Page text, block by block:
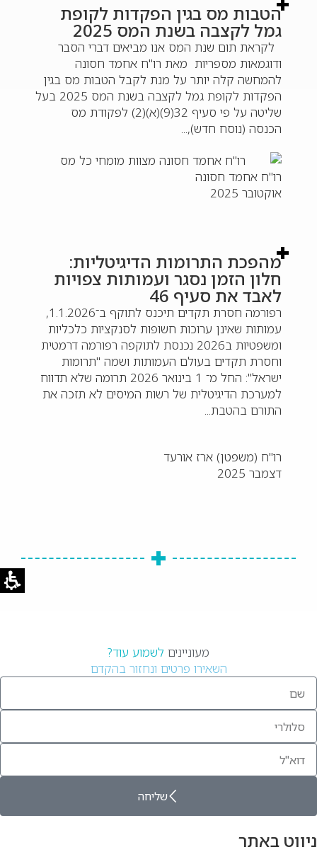
הטבות מס בגין הפקדות לקופת
גמל לקצבה בשנת המס 2025
לקראת תום שנת המס אנו מביאים דברי הסבר
ודוגמאות מספריות מאת רו"ח אחמד חסונה
להמחשה קלה יותר על מנת לקבל הטבות מס בגין
הפקדות לקופת גמל לקצבה בשנת המס 2025 בעל
שליטה על פי סעיף 32(9)(א)(2) לפקודת מס
הכנסה (נוסח חדש),...
רו"ח אחמד חסונה
אוקטובר 2025
מהפכת התרומות הדיגיטליות:
חלון הזמן נסגר ועמותות צפויות
לאבד את סעיף 46
רפורמה חסרת תקדים תיכנס לתוקף ב־1.1.2026,
עמותות שאינן ערוכות חשופות לסנקציות כלכליות
ומשפטיות ב2026 נכנסת לתוקפה רפורמה דרמטית
וחסרת תקדים בעולם העמותות ושמה "תרומות
ישראל": החל מ־ 1 בינואר 2026 תרומה שלא תדווח
למערכת הדיגיטלית של רשות המיסים לא תזכה את
התורם בהטבת...
רו"ח (משפטן) ארז אורעד
דצמבר 2025
מעוניינים לשמוע עוד?
השאירו פרטים ונחזור בהקדם
אני מאשר/ת לקבל מחשבים ומחברות קבוצת גיידליין גרופ בע"מ,
שליחה
ניווט באתר